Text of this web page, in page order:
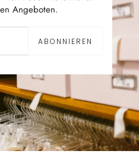
Angeboten.
ABONNIEREN